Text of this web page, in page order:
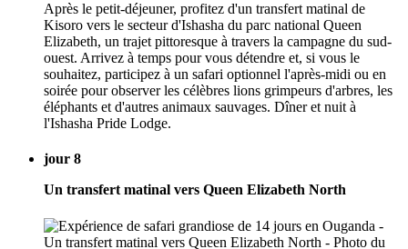
Après le petit-déjeuner, profitez d'un transfert matinal de
Kisoro vers le secteur d'Ishasha du parc national Queen
Elizabeth, un trajet pittoresque à travers la campagne du sud-
ouest. Arrivez à temps pour vous détendre et, si vous le
souhaitez, participez à un safari optionnel l'après-midi ou en
soirée pour observer les célèbres lions grimpeurs d'arbres, les
éléphants et d'autres animaux sauvages. Dîner et nuit à
l'Ishasha Pride Lodge.
jour 8
Un transfert matinal vers Queen Elizabeth North